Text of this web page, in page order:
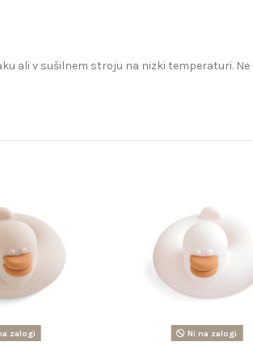
ali v sušilnem stroju na nizki temperaturi.
zalogi Ni na zalogi